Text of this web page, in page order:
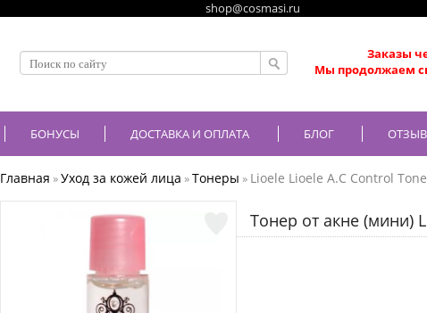
shop@cosmasi.ru
Заказы
Мы продолжаем
БОНУСЫ ДОСТАВКА И ОПЛАТА БЛОГ
Главная »Уход за кожей лица »Тонеры » Lioele Lioele A.C Control
Тонер от акне (мини)